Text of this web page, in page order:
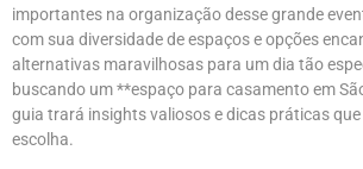
importantes na organização desse grande
com sua diversidade de espaços e opções
alternativas maravilhosas para um dia tão
buscando um **espaço para casamento em
guia trará insights valiosos e dicas práticas
escolha.